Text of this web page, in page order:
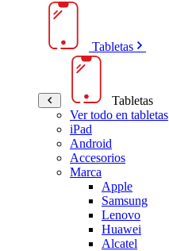
Tabletas
Tabletas
Ver todo en tabletas
iPad
Android
Accesorios
Marca
Apple
Samsung
Lenovo
Huawei
Alcatel